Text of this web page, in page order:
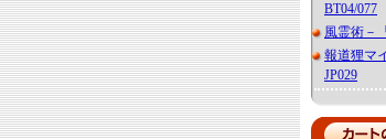
BT04/077
風霊術－
報道狸マ
JP029